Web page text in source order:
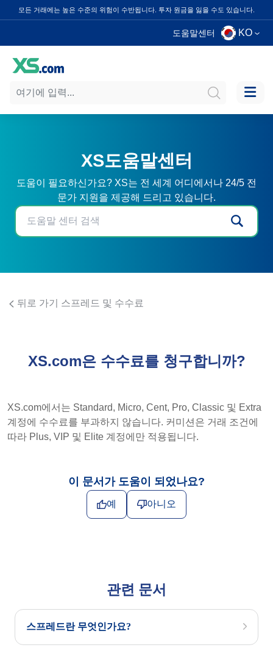
모든 거래에는 높은 수준의 위험이 수반됩니다. 투자 원금을 잃을 수도 있습니다.
도움말센터 KO
XS도움말센터
도움이 필요하신가요? XS는 전 세계 어디에서나 24/5 전
문가 지원을 제공해 드리고 있습니다.
뒤로 가기 스프레드 및 수수료
XS.com은 수수료를 청구합니까?
XS.com에서는 Standard, Micro, Cent, Pro, Classic 및 Extra
계정에 수수료를 부과하지 않습니다. 커미션은 거래 조건에
따라 Plus, VIP 및 Elite 계정에만 적용됩니다.
이 문서가 도움이 되었나요?
예 아니오
관련 문서
스프레드란 무엇인가요?